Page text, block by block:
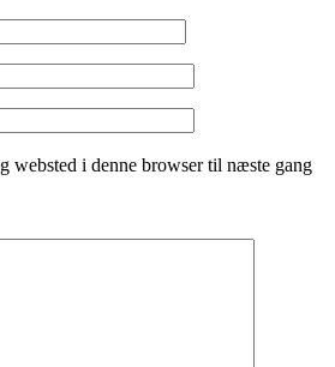
websted i denne browser til næste gang